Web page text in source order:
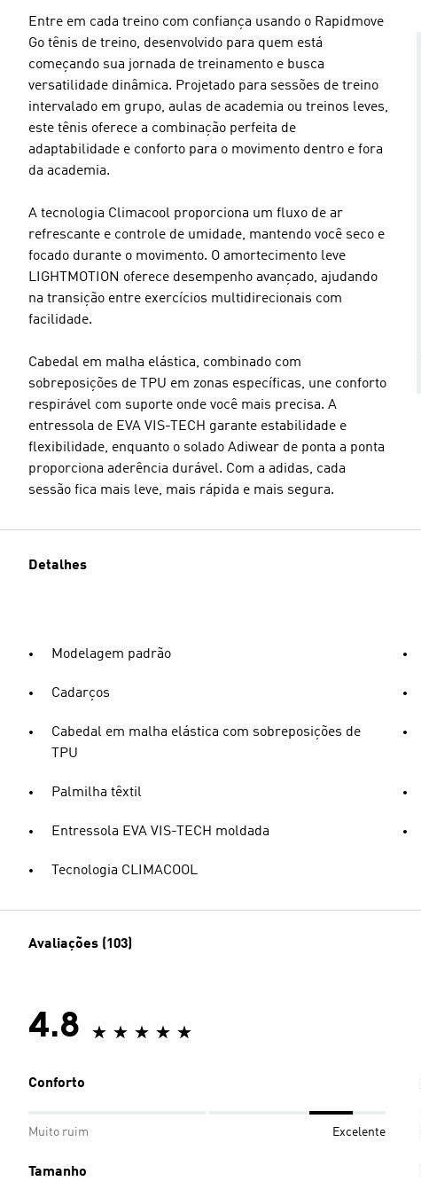
Entre em cada treino com confiança usando o Rapidmove
Go tênis de treino, desenvolvido para quem está
começando sua jornada de treinamento e busca
versatilidade dinâmica. Projetado para sessões de treino
intervalado em grupo, aulas de academia ou treinos leves,
este tênis oferece a combinação perfeita de
adaptabilidade e conforto para o movimento dentro e fora
da academia.
A tecnologia Climacool proporciona um fluxo de ar
refrescante e controle de umidade, mantendo você seco e
focado durante o movimento. O amortecimento leve
LIGHTMOTION oferece desempenho avançado, ajudando
na transição entre exercícios multidirecionais com
facilidade.
Cabedal em malha elástica, combinado com
sobreposições de TPU em zonas específicas, une conforto
respirável com suporte onde você mais precisa. A
entressola de EVA VIS-TECH garante estabilidade e
flexibilidade, enquanto o solado Adiwear de ponta a ponta
proporciona aderência durável. Com a adidas, cada
sessão fica mais leve, mais rápida e mais segura.
Detalhes
Modelagem padrão
Cadarços
Cabedal em malha elástica com sobreposições de
TPU
Palmilha têxtil
Entressola EVA VIS-TECH moldada
Tecnologia CLIMACOOL
Avaliações (103)
4.8
Conforto
Muito ruim Excelente
Tamanho